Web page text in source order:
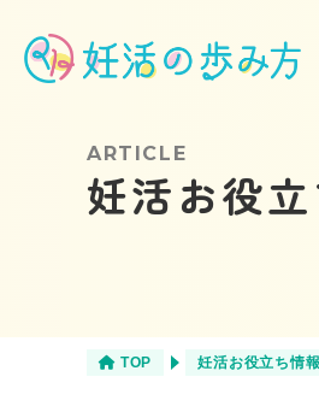
❶妊活スタ
不妊治療
ARTICLE
妊活お役
TOP 妊活お役立ち情報